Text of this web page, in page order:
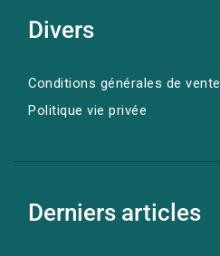
Divers
Conditions générales de vente
Politique vie privée
Derniers articles